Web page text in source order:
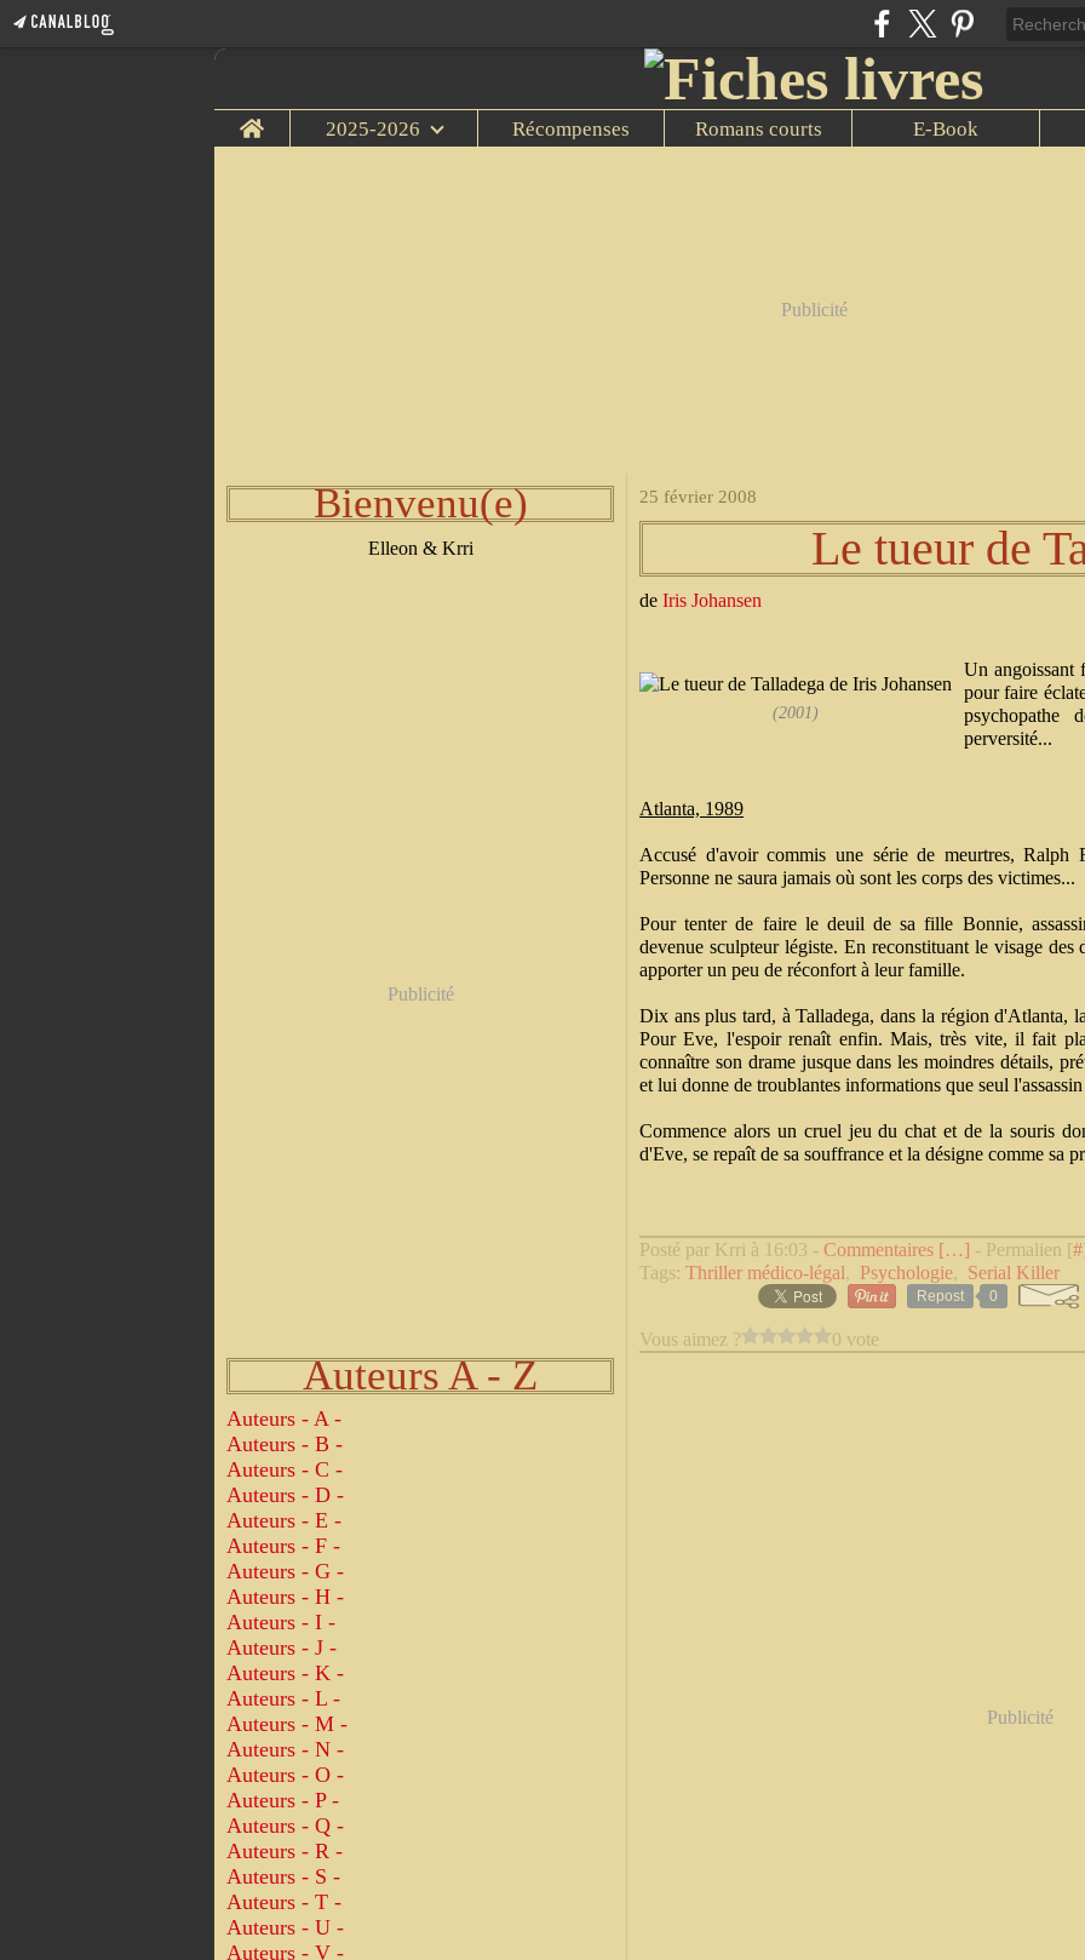
Home 2025-2026 Récompenses Romans courts E-Book
Publicité
Bienvenu(e)
Elleon & Krri
Publicité
Auteurs A - Z
Auteurs - A -
Auteurs - B -
Auteurs - C -
Auteurs - D -
Auteurs - E -
Auteurs - F -
Auteurs - G -
Auteurs - H -
Auteurs - I -
Auteurs - J -
Auteurs - K -
Auteurs - L -
Auteurs - M -
Auteurs - N -
Auteurs - O -
Auteurs - P -
Auteurs - Q -
Auteurs - R -
Auteurs - S -
Auteurs - T -
Auteurs - U -
Auteurs - V -
25 février 2008
Le tueur de
de Iris Johansen
(2001)
Un angoissant
pour faire
psychopathe
perversité...
Atlanta, 1989
Accusé d'avoir commis une série de meurtres, Ralph
Personne ne saura jamais où sont les corps des victimes...
Pour tenter de faire le deuil de sa fille Bonnie,
devenue sculpteur légiste. En reconstituant le visage des
apporter un peu de réconfort à leur famille.
Dix ans plus tard, à Talladega, dans la région d'Atlanta,
Pour Eve, l'espoir renaît enfin. Mais, très vite, il fait
connaître son drame jusque dans les moindres détails,
et lui donne de troublantes informations que seul
Commence alors un cruel jeu du chat et de la souris
d'Eve, se repaît de sa souffrance et la désigne comme sa
Posté par Krri à 16:03 - Commentaires […] - Permalien [#
Tags: Thriller médico-légal, Psychologie, Serial Killer
Repost 0
Vous aimez ? 0 vote
Publicité